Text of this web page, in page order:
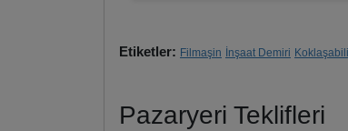
Etiketler: Filmaşin İnşaat Demiri
Pazaryeri Teklifleri